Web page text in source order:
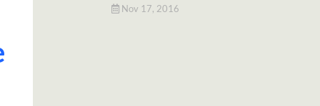
Nov 17, 2016